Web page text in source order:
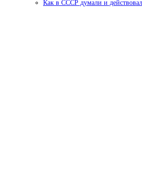
Как в СССР думали и